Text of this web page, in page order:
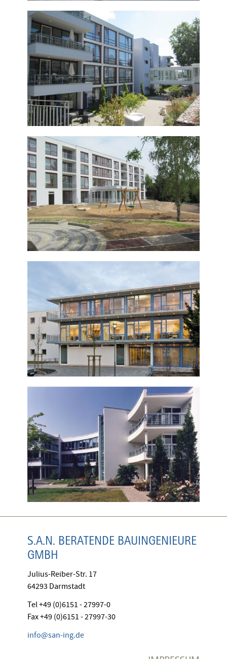
S.A.N. BERATENDE BAUINGENIEURE
GMBH
Julius-Reiber-Str. 17
64293 Darmstadt
Tel +49 (0)6151 - 27997-0
Fax +49 (0)6151 - 27997-30
info@san-ing.de